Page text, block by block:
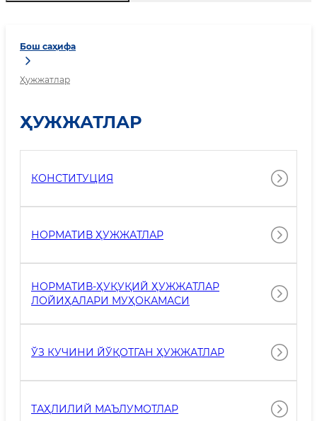
Бош саҳифа
Ҳужжатлар
ҲУЖЖАТЛАР
КОНСТИТУЦИЯ
НОРМАТИВ ҲУЖЖАТЛАР
НОРМАТИВ-ҲУҚУҚИЙ ҲУЖЖАТЛАР
ЛОЙИҲАЛАРИ МУҲОКАМАСИ
ЎЗ КУЧИНИ ЙЎҚОТГАН ҲУЖЖАТЛАР
ТАҲЛИЛИЙ МАЪЛУМОТЛАР